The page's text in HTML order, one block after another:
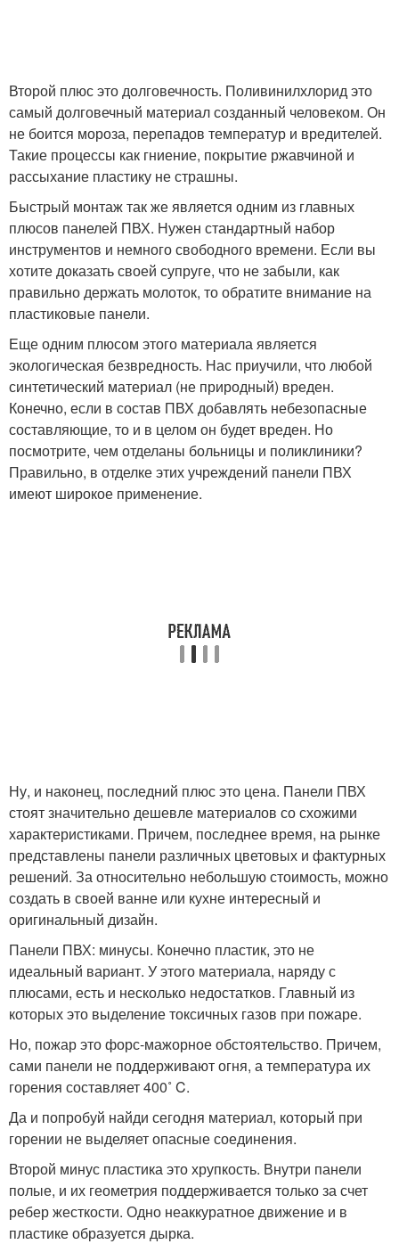
Второй плюс это долговечность. Поливинилхлорид это
самый долговечный материал созданный человеком. Он
не боится мороза, перепадов температур и вредителей.
Такие процессы как гниение, покрытие ржавчиной и
рассыхание пластику не страшны.
Быстрый монтаж так же является одним из главных
плюсов панелей ПВХ. Нужен стандартный набор
инструментов и немного свободного времени. Если вы
хотите доказать своей супруге, что не забыли, как
правильно держать молоток, то обратите внимание на
пластиковые панели.
Еще одним плюсом этого материала является
экологическая безвредность. Нас приучили, что любой
синтетический материал (не природный) вреден.
Конечно, если в состав ПВХ добавлять небезопасные
составляющие, то и в целом он будет вреден. Но
посмотрите, чем отделаны больницы и поликлиники?
Правильно, в отделке этих учреждений панели ПВХ
имеют широкое применение.
Ну, и наконец, последний плюс это цена. Панели ПВХ
стоят значительно дешевле материалов со схожими
характеристиками. Причем, последнее время, на рынке
представлены панели различных цветовых и фактурных
решений. За относительно небольшую стоимость, можно
создать в своей ванне или кухне интересный и
оригинальный дизайн.
Панели ПВХ: минусы. Конечно пластик, это не
идеальный вариант. У этого материала, наряду с
плюсами, есть и несколько недостатков. Главный из
которых это выделение токсичных газов при пожаре.
Но, пожар это форс-мажорное обстоятельство. Причем,
сами панели не поддерживают огня, а температура их
горения составляет 400˚ C.
Да и попробуй найди сегодня материал, который при
горении не выделяет опасные соединения.
Второй минус пластика это хрупкость. Внутри панели
полые, и их геометрия поддерживается только за счет
ребер жесткости. Одно неаккуратное движение и в
пластике образуется дырка.